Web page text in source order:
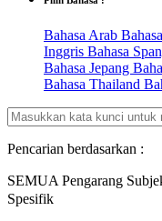
Bahasa Arab
Inggris Bahasa
Bahasa Jepang
Bahasa Thailand
Pencarian berdasarkan :
SEMUA Pengarang
Spesifik